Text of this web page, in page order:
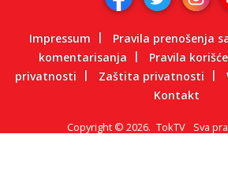
Impressum Pravila prenošenja
komentarisanja
Pravila
privatnosti
Zaštita privatnosti
Kontakt
Copyright © 2026. TokTV Sva